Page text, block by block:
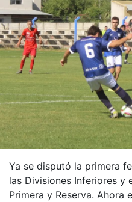
Ya se disputó la primera
las Divisiones Inferiores y
Primera y Reserva. Ahora